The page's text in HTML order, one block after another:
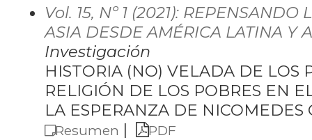
Vol. 15, Nº 1 (2021): REPENSANDO
ASIA DESDE AMÉRICA LATINA Y
Investigación
HISTORIA (NO) VELADA DE LOS
RELIGIÓN DE LOS POBRES EN
LA ESPERANZA DE NICOMEDES
Resumen | PDF